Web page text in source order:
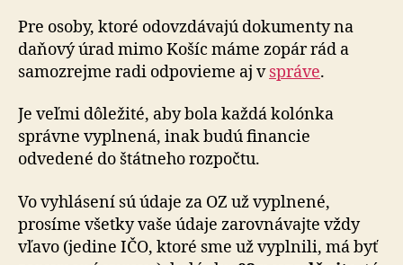
Pre osoby, ktoré odovzdávajú dokumenty na
daňový úrad mimo Košíc máme zopár rád a
samozrejme radi odpovieme aj vspráve.
Je veľmi dôležité, aby bola každá kolónka
správne vyplnená, inak budú financie
odvedené do štátneho rozpočtu.
Vo vyhlásení sú údaje za OZ už vyplnené,
prosíme všetky vaše údaje zarovnávajte vždy
vľavo (jedine IČO, ktoré sme už vyplnili, má byť